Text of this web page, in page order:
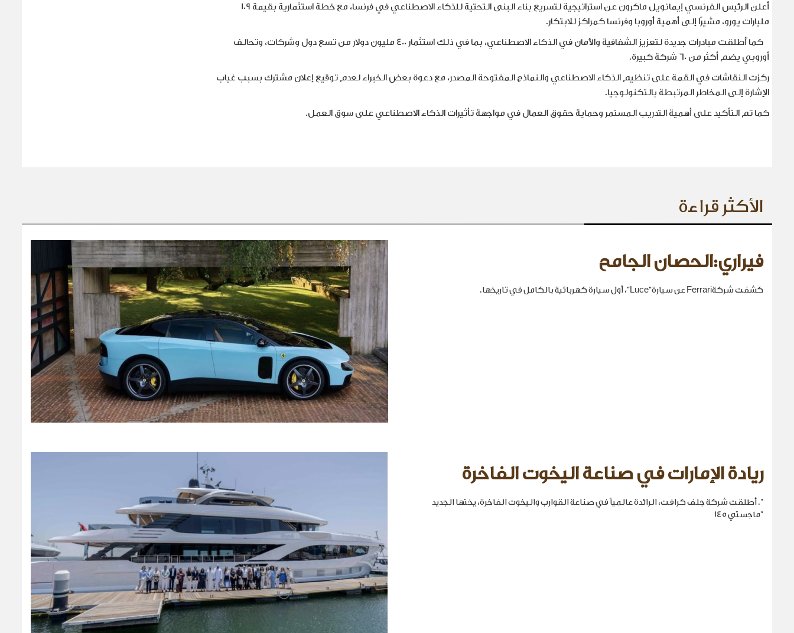
أعلن الرئيس الفرنسي إيمانويل ماكرون عن استراتيجية لتسريع بناء البنى التحتية للذكاء الاصطناعي في فرنسا، مع خطة استثمارية بقيمة 109
مليارات يورو، مشيرًا إلى أهمية أوروبا وفرنسا كمراكز للابتكار.
كما أُطلقت مبادرات جديدة لتعزيز الشفافية والأمان في الذكاء الاصطناعي، بما في ذلك استثمار 400 مليون دولار من تسع دول وشركات، وتحالف
أوروبي يضم أكثر من 60 شركة كبيرة.
ركزت النقاشات في القمة على تنظيم الذكاء الاصطناعي والنماذج المفتوحة المصدر، مع دعوة بعض الخبراء لعدم توقيع إعلان مشترك بسبب غياب
الإشارة إلى المخاطر المرتبطة بالتكنولوجيا.
كما تم التأكيد على أهمية التدريب المستمر وحماية حقوق العمال في مواجهة تأثيرات الذكاء الاصطناعي على سوق العمل.
الأكثر قراءة
فيراري:الحصان الجامح
كشفت شركةFerrari عن سيارة“Luce”، أول سيارة كهربائية بالكامل في تاريخها.
ريادة الإمارات في صناعة اليخوت الفاخرة
". أطلقت شركة جلف كرافت، الرائدة عالمياً في صناعة القوارب واليخوت الفاخرة، يختها الجديد
"ماجستي 145